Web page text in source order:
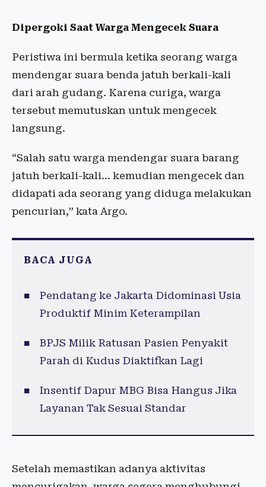
Dipergoki Saat Warga Mengecek Suara
Peristiwa ini bermula ketika seorang warga
mendengar suara benda jatuh berkali-kali
dari arah gudang. Karena curiga, warga
tersebut memutuskan untuk mengecek
langsung.
“Salah satu warga mendengar suara barang
jatuh berkali-kali... kemudian mengecek dan
didapati ada seorang yang diduga melakukan
pencurian,” kata Argo.
BACA JUGA
Pendatang ke Jakarta Didominasi Usia
Produktif Minim Keterampilan
BPJS Milik Ratusan Pasien Penyakit
Parah di Kudus Diaktifkan Lagi
Insentif Dapur MBG Bisa Hangus Jika
Layanan Tak Sesuai Standar
Setelah memastikan adanya aktivitas